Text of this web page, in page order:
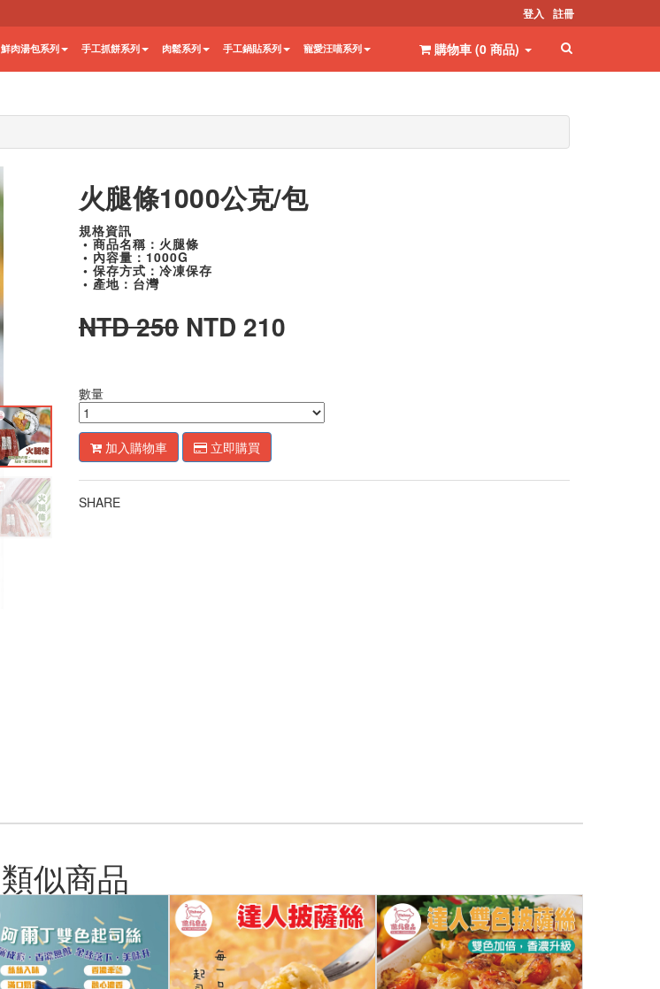
登入 註冊
鮮肉湯包系列 手工抓餅系列 肉鬆系列 手工鍋貼系列 寵愛汪喵系列 購物車 (0 商品)
火腿條1000公克/包
規格資訊
• 商品名稱：火腿條
• 內容量：1000G
• 保存方式：冷凍保存
• 產地：台灣
NTD 250 NTD 210
數量
加入購物車 立即購買
SHARE
類似商品